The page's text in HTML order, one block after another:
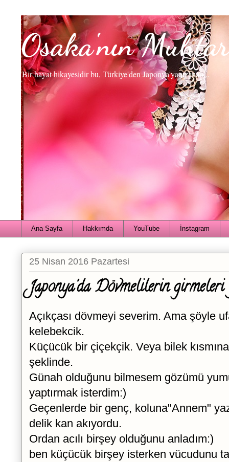
Osaka'nın
Bir hayat hikayesidir bu, Türkiye'den Japonya'ya uzanan...
Ana Sayfa Hakkımda YouTube İnstagram
25 Nisan 2016 Pazartesi
Japonya'da Dövmelilerin girmeleri
Açıkçası dövmeyi severim. Ama şöyle
kelebekcik.
Küçücük bir çiçekçik. Veya bilek
şeklinde.
Günah olduğunu bilmesem gözümü
yaptırmak isterdim:)
Geçenlerde bir genç, koluna"Annem"
delik kan akıyordu.
Ordan acılı birşey olduğunu anladım:)
ben küçücük birşey isterken vücudunu